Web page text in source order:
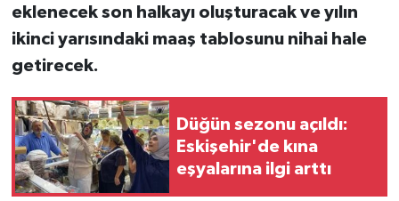
eklenecek son halkayı oluşturacak ve yılın
ikinci yarısındaki maaş tablosunu nihai hale
getirecek.
Düğün sezonu açıldı:
Eskişehir'de kına
eşyalarına ilgi arttı